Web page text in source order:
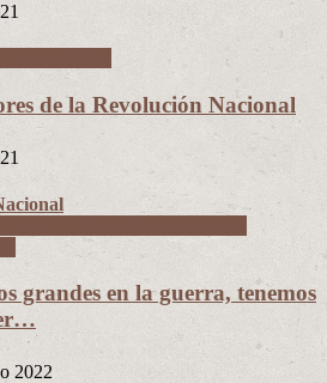
de la Revolución Nacional
grandes en la guerra, tenemos
2022